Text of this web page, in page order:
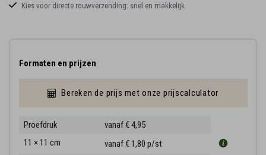
Kies voor directe rouwverzending: snel en makkelijk
Formaten en prijzen
Bereken de prijs met onze prijscalculator
Proefdruk
vanaf € 4,95
11 × 11 cm
vanaf € 1,80 p/st